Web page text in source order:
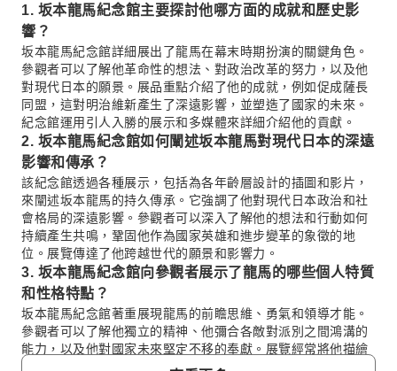
1. 坂本龍馬紀念館主要探討他哪方面的成就和歷史影
響？
坂本龍馬紀念館詳細展出了龍馬在幕末時期扮演的關鍵角色。
參觀者可以了解他革命性的想法、對政治改革的努力，以及他
對現代日本的願景。展品重點介紹了他的成就，例如促成薩長
同盟，這對明治維新產生了深遠影響，並塑造了國家的未來。
紀念館運用引人入勝的展示和多媒體來詳細介紹他的貢獻。
2. 坂本龍馬紀念館如何闡述坂本龍馬對現代日本的深遠
影響和傳承？
該紀念館透過各種展示，包括為各年齡層設計的插圖和影片，
來闡述坂本龍馬的持久傳承。它強調了他對現代日本政治和社
會格局的深遠影響。參觀者可以深入了解他的想法和行動如何
持續產生共鳴，鞏固他作為國家英雄和進步變革的象徵的地
位。展覽傳達了他跨越世代的願景和影響力。
3. 坂本龍馬紀念館向參觀者展示了龍馬的哪些個人特質
和性格特點？
坂本龍馬紀念館著重展現龍馬的前瞻思維、勇氣和領導才能。
參觀者可以了解他獨立的精神、他彌合各敵對派別之間鴻溝的
能力，以及他對國家未來堅定不移的奉獻。展覽經常將他描繪
成一位創新且富有魅力的領袖人物，強調他在動盪時代的適應